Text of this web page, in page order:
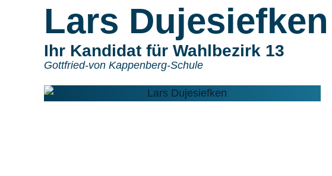
Lars Dujesiefken
Ihr Kandidat für Wahlbezirk 13
Gottfried-von Kappenberg-Schule